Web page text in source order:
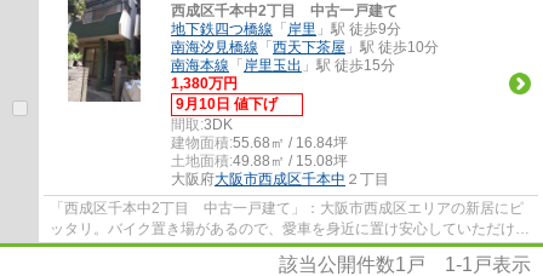
西成区千本中2丁目 中古一戸建て
地下鉄四つ橋線 「 岸里 」駅 徒歩9分
南海汐見橋線 「 西天下茶屋 」駅 徒歩10分
南海本線 「 岸里玉出 」駅 徒歩15分
1,380万円
9月10日 値下げ
間取:3DK
建物面積:55.68㎡ / 16.84坪
土地面積:49.88㎡ / 15.08坪
大阪府大阪市西成区千本中 ２丁目
「西成区千本中2丁目 中古一戸建て」：大阪市西成区エリアの新居にピ
ッタリ。バイク置き場があるので、愛車を身近に置け安心していただけま
す。建物面積55.68平米の物件は住み心地が...
該当公開件数1 戸 1-1 戸表示